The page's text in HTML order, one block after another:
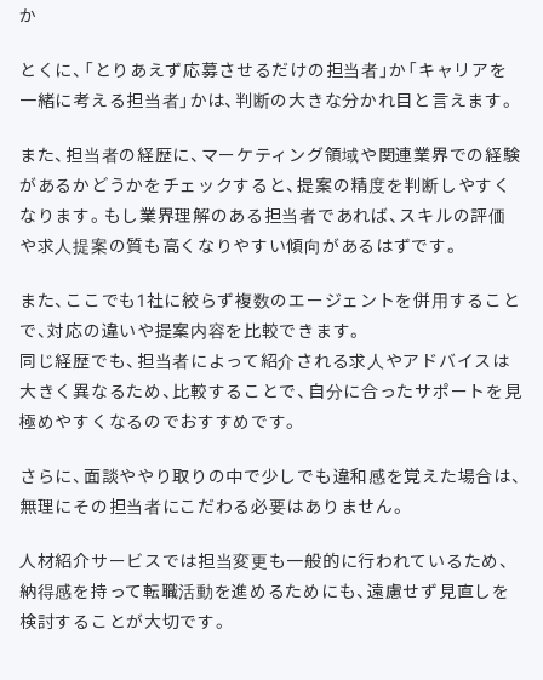
か
とくに、「とりあえず応募させるだけの担当者」か「キャリアを
一緒に考える担当者」かは、判断の大きな分かれ目と言えます。
また、担当者の経歴に、マーケティング領域や関連業界での経験
があるかどうかをチェックすると、提案の精度を判断しやすく
なります。もし業界理解のある担当者であれば、スキルの評価
や求人提案の質も高くなりやすい傾向があるはずです。
また、ここでも1社に絞らず複数のエージェントを併用すること
で、対応の違いや提案内容を比較できます。
同じ経歴でも、担当者によって紹介される求人やアドバイスは
大きく異なるため、比較することで、自分に合ったサポートを見
極めやすくなるのでおすすめです。
さらに、面談ややり取りの中で少しでも違和感を覚えた場合は、
無理にその担当者にこだわる必要はありません。
人材紹介サービスでは担当変更も一般的に行われているため、
納得感を持って転職活動を進めるためにも、遠慮せず見直しを
検討することが大切です。